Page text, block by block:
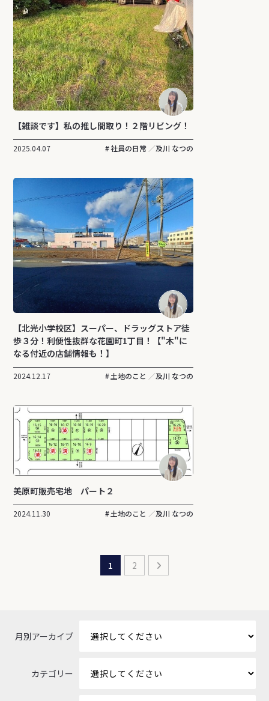
【雑談です】私の推し間取り！２階リビング！
2025.04.07 社員の日常 及川 なつの
【北光小学校区】スーパー、ドラッグストア徒
歩３分！利便性抜群な花園町1丁目！【"木"に
なる付近の店舗情報も！】
2024.12.17 土地のこと 及川 なつの
美原町販売宅地 パート２
2024.11.30 土地のこと 及川 なつの
1 2
月別アーカイブ
カテゴリー